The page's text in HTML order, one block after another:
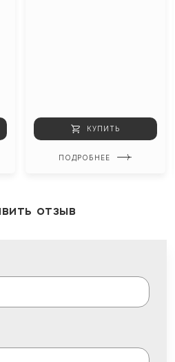
КУПИТЬ
ПОДРОБНЕЕ
отзыв